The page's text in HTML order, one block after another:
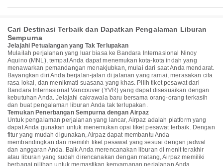
Cari Destinasi Terbaik dan Dapatkan Pengalaman Liburan
Sempurna
Jelajahi Petualangan yang Tak Terlupakan
Mulailah perjalanan yang luar biasa ke Bandara Internasional Ninoy
Aquino (MNL), tempat Anda dapat menemukan kota-kota indah yang
menawarkan pemandangan menakjubkan, mulai dari saat Anda mendarat.
Bayangkan diri Anda berjalan-jalan di jalanan yang ramai, merasakan cita
rasa lokal, dan menikmati suasana yang khas. Pilih tiket pesawat dari
Bandara Internasional Vancouver (YVR) yang dapat disesuaikan dengan
kebutuhan Anda. Jelajahi cakrawala baru bersama orang-orang terkasih
dan buat pengalaman liburan Anda tak terlupakan.
Temukan Penerbangan Sempurna dengan Airpaz
Untuk pengalaman perjalanan yang lancar, Airpaz adalah platform yang
dapat Anda gunakan untuk menemukan opsi tiket pesawat terbaik. Dengan
fitur yang mudah digunakan, Airpaz dapat membantu Anda
membandingkan dan memilih tiket pesawat yang sesuai dengan jadwal
dan anggaran Anda. Baik Anda merencanakan liburan di menit terakhir
atau liburan yang sudah direncanakan dengan matang, Airpaz memiliki
berbagai pilihan untuk memastikan kenyamanan perjalanan Anda.